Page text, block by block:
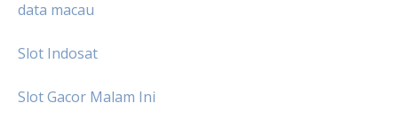
data macau
Slot Indosat
Slot Gacor Malam Ini